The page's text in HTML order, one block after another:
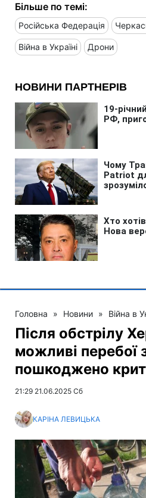
Більше по темі:
Російська Федерація
Війна в Україні Дрони
Головна » Новини » Війна в
Після обстрілу
можливі перебої
пошкоджено
21:29 21.06.2025 Сб
КАРІНА ЛЕВИЦЬКА